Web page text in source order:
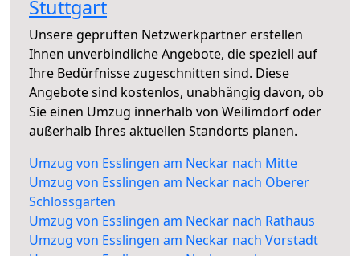
Stuttgart
Unsere geprüften Netzwerkpartner erstellen
Ihnen unverbindliche Angebote, die speziell auf
Ihre Bedürfnisse zugeschnitten sind. Diese
Angebote sind kostenlos, unabhängig davon, ob
Sie einen Umzug innerhalb von Weilimdorf oder
außerhalb Ihres aktuellen Standorts planen.
Umzug von Esslingen am Neckar nach Mitte
Umzug von Esslingen am Neckar nach Oberer
Schlossgarten
Umzug von Esslingen am Neckar nach Rathaus
Umzug von Esslingen am Neckar nach Vorstadt